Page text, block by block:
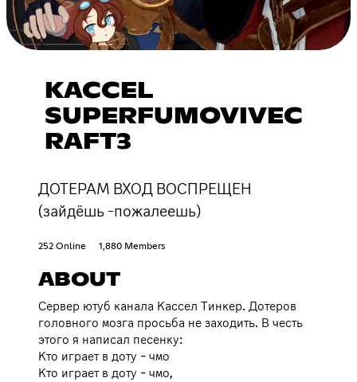
KACCEL
SUPERFUMOVIVEC
RAFT3
ДОТЕРАМ ВХОД ВОСПРЕЩЕН
(зайдёшь -пожалеешь)
252 Online 1,880 Members
ABOUT
Сервер ютуб канала Кассел Тинкер. Дотеров
головного мозга просьба не заходить. В честь
этого я написал песенку:
Кто играет в доту - чмо
Кто играет в доту - чмо,